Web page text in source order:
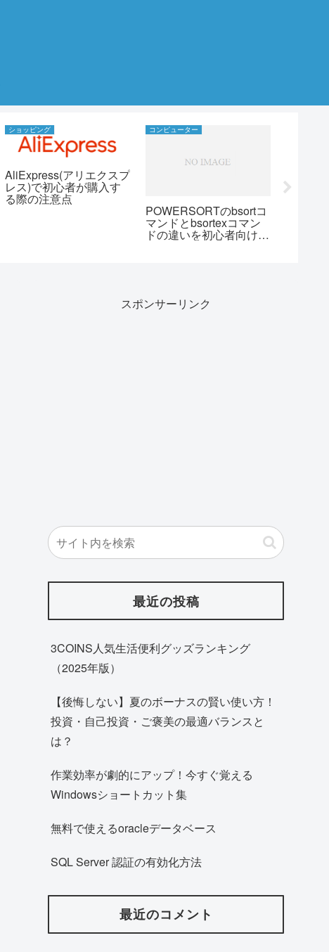
ショッピング
AliExpress(アリエクスプ
レス)で初心者が購入す
る際の注意点
コンピューター
POWERSORTのbsortコ
マンドとbsortexコマン
ドの違いを初心者向けに
スポンサーリンク
最近の投稿
3COINS人気生活便利グッズランキング
（2025年版）
【後悔しない】夏のボーナスの賢い使い方！
投資・自己投資・ご褒美の最適バランスと
は？
作業効率が劇的にアップ！今すぐ覚える
Windowsショートカット集
無料で使えるoracleデータベース
SQL Server 認証の有効化方法
最近のコメント